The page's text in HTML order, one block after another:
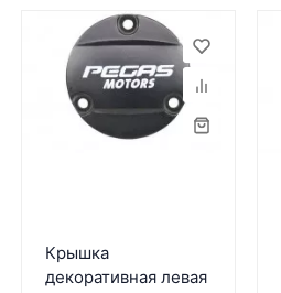
Крышка
декоративная левая